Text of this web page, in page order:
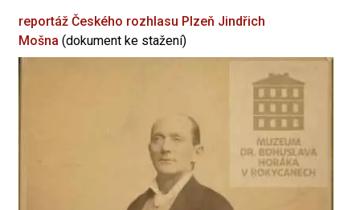
reportáž Českého rozhlasu Plzeň Jindřich
Mošna (dokument ke stažení)